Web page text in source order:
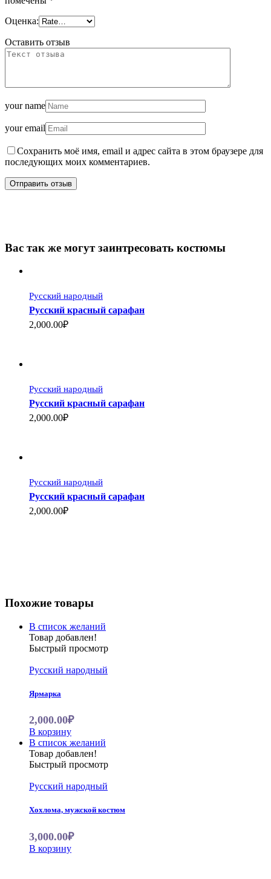
Оценка:
Оставить отзыв
your name
your email
Сохранить моё имя, email и адрес сайта в этом браузере для
последующих моих комментариев.
Вас так же могут заинтресовать костюмы
Русский народный
Русский красный сарафан
2,000.00₽
Русский народный
Русский красный сарафан
2,000.00₽
Русский народный
Русский красный сарафан
2,000.00₽
Похожие товары
В список желаний
Товар добавлен!
Быстрый просмотр
Русский народный
Ярмарка
2,000.00₽
В корзину
В список желаний
Товар добавлен!
Быстрый просмотр
Русский народный
Хохлома, мужской костюм
3,000.00₽
В корзину